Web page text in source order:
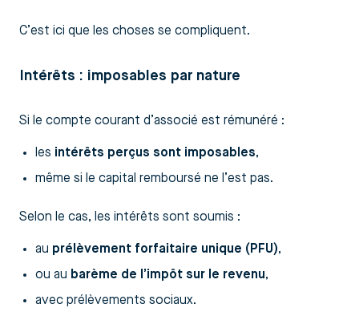
C’est ici que les choses se compliquent.
Intérêts : imposables par nature
Si le compte courant d’associé est rémunéré :
les intérêts perçus sont imposables,
même si le capital remboursé ne l’est pas.
Selon le cas, les intérêts sont soumis :
au prélèvement forfaitaire unique (PFU),
ou au barème de l’impôt sur le revenu,
avec prélèvements sociaux.